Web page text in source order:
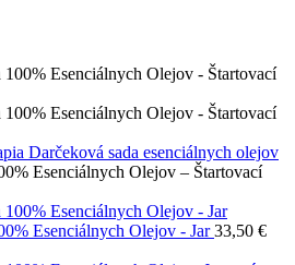
Darčeková sada esenciálnych olejov
Esenciálnych Olejov – Štartovací
Esenciálnych Olejov - Jar33,50 €